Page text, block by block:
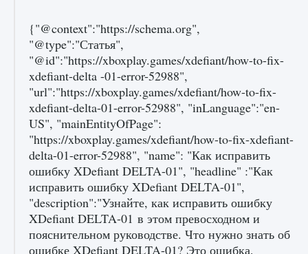
Как приручить существ джунглей Нари в
игре Creatures of Ava
9 августа 2024 1 218
Как разблокировать заклинание Крист в
Creatures of Ava
{"@context":"https://schema.org",
"@type":"Статья",
"@id":"https://xboxplay.games/xdefiant/how-to-fix-
xdefiant-delta -01-error-52988",
"url":"https://xboxplay.games/xdefiant/how-to-fix-
xdefiant-delta-01-error-52988", "inLanguage":"en-
US", "mainEntityOfPage":
"https://xboxplay.games/xdefiant/how-to-fix-xdefiant-
delta-01-error-52988", "name": "Как исправить
ошибку XDefiant DELTA-01", "headline" :"Как
исправить ошибку XDefiant DELTA-01",
"description":"Узнайте, как исправить ошибку
XDefiant DELTA-01 в этом превосходном и
пояснительном руководстве. Что нужно знать об
ошибке XDefiant DELTA-01? Это ошибка,